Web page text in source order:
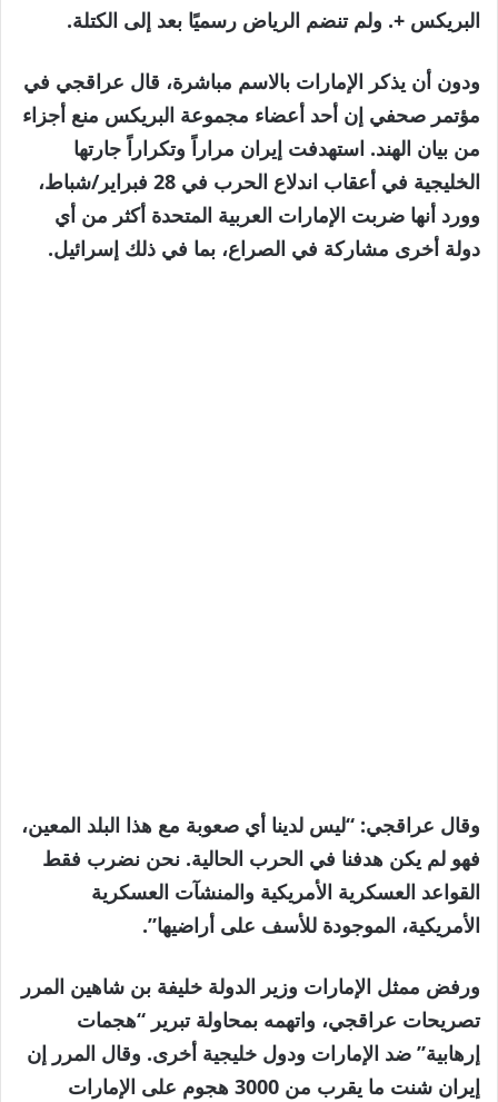
البريكس +. ولم تنضم الرياض رسميًا بعد إلى الكتلة.
ودون أن يذكر الإمارات بالاسم مباشرة، قال عراقجي في
مؤتمر صحفي إن أحد أعضاء مجموعة البريكس منع أجزاء
من بيان الهند. استهدفت إيران مراراً وتكراراً جارتها
الخليجية في أعقاب اندلاع الحرب في 28 فبراير/شباط،
وورد أنها ضربت الإمارات العربية المتحدة أكثر من أي
دولة أخرى مشاركة في الصراع، بما في ذلك إسرائيل.
وقال عراقجي: “ليس لدينا أي صعوبة مع هذا البلد المعين،
فهو لم يكن هدفنا في الحرب الحالية. نحن نضرب فقط
القواعد العسكرية الأمريكية والمنشآت العسكرية
الأمريكية، الموجودة للأسف على أراضيها”.
ورفض ممثل الإمارات وزير الدولة خليفة بن شاهين المرر
تصريحات عراقجي، واتهمه بمحاولة تبرير “هجمات
إرهابية” ضد الإمارات ودول خليجية أخرى. وقال المرر إن
إيران شنت ما يقرب من 3000 هجوم على الإمارات